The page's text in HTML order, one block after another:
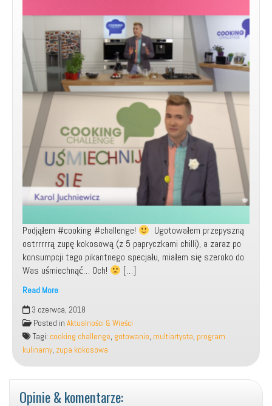
Podjąłem #cooking #challenge!
Ugotowałem przepyszną
ostrrrrrą zupę kokosową (z 5 papryczkami chilli), a zaraz po
konsumpcji tego pikantnego specjału, miałem się szeroko do
Was uśmiechnąć… Och!
[…]
Read More
Udział
w
programie:
„Cooking
Challenge”!
3 czerwca, 2018
Posted in Aktualności & Wieści
Tagi: cooking challenge, gotowanie, multiartysta, program
kulinarny, zupa kokosowa
Opinie & komentarze: